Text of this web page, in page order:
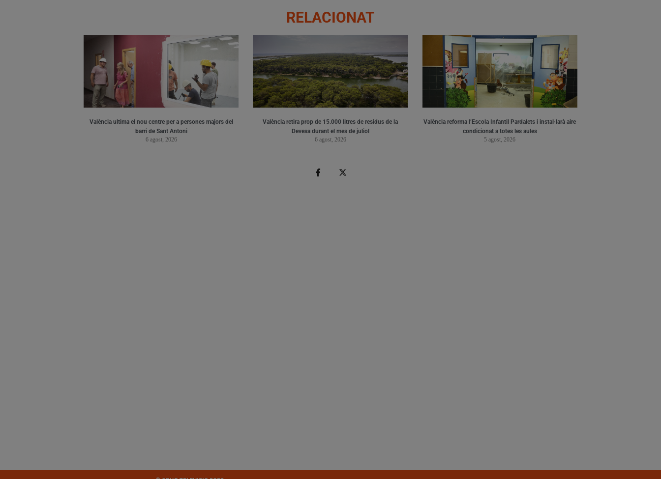
RELACIONAT
València ultima el nou centre per a persones majors del
barri de Sant Antoni
6 agost, 2026
València retira prop de 15.000 litres de residus de la
Devesa durant el mes de juliol
6 agost, 2026
València reforma l’Escola Infantil Pardalets i instal·larà aire
condicionat a totes les aules
5 agost, 2026